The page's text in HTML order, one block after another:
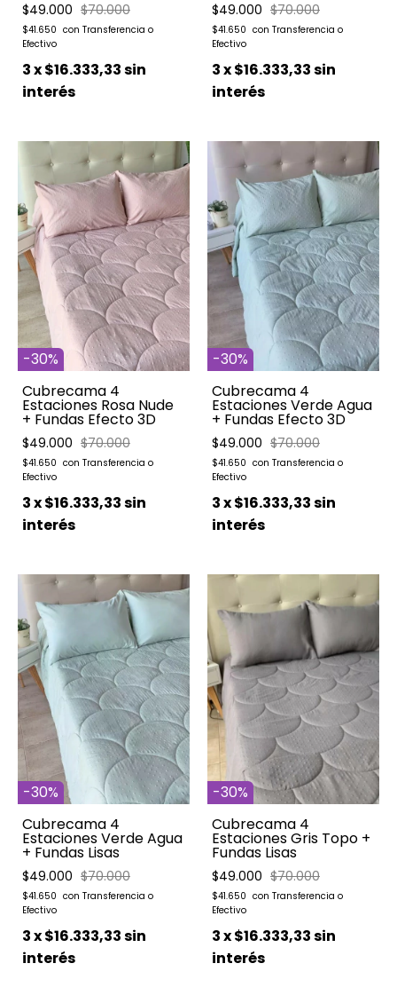
$49.000 $70.000
$41.650
3x$16.333,33sin
interés
$49.000 $70.000
$41.650
3x$16.333,33sin
interés
-30%
Cubrecama 4
Estaciones Rosa Nude
+ Fundas Efecto 3D
$49.000 $70.000
$41.650
3x$16.333,33sin
interés
-30%
Cubrecama 4
Estaciones Verde Agua
+ Fundas Efecto 3D
$49.000 $70.000
$41.650
3x$16.333,33sin
interés
-30%
Cubrecama 4
Estaciones Verde Agua
+ Fundas Lisas
$49.000 $70.000
$41.650
3x$16.333,33sin
interés
-30%
Cubrecama 4
Estaciones Gris Topo +
Fundas Lisas
$49.000 $70.000
$41.650
3x$16.333,33sin
interés